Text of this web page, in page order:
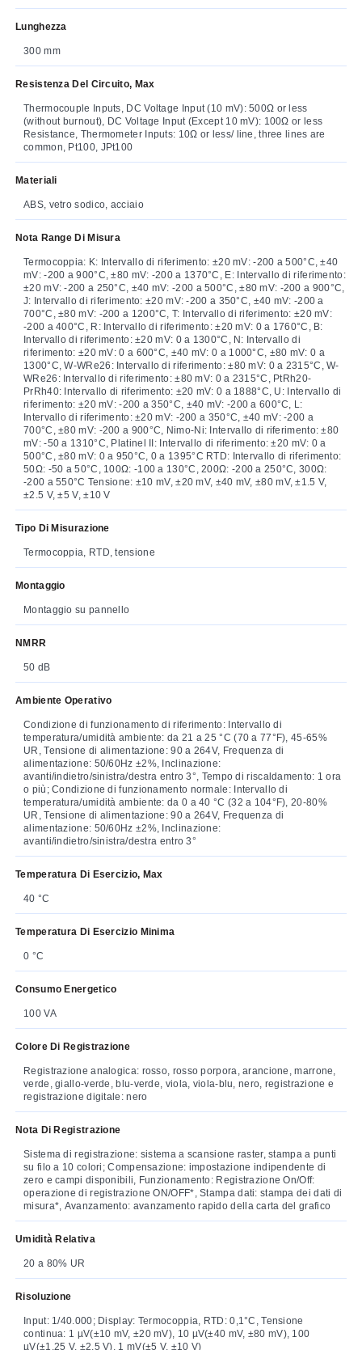
Lunghezza
300 mm
Resistenza Del Circuito, Max
Thermocouple Inputs, DC Voltage Input (10 mV): 500Ω or less
(without burnout), DC Voltage Input (Except 10 mV): 100Ω or less
Resistance, Thermometer Inputs: 10Ω or less/ line, three lines are
common, Pt100, JPt100
Materiali
ABS, vetro sodico, acciaio
Nota Range Di Misura
Termocoppia: K: Intervallo di riferimento: ±20 mV: -200 a 500°C, ±40
mV: -200 a 900°C, ±80 mV: -200 a 1370°C, E: Intervallo di riferimento:
±20 mV: -200 a 250°C, ±40 mV: -200 a 500°C, ±80 mV: -200 a 900°C,
J: Intervallo di riferimento: ±20 mV: -200 a 350°C, ±40 mV: -200 a
700°C, ±80 mV: -200 a 1200°C, T: Intervallo di riferimento: ±20 mV:
-200 a 400°C, R: Intervallo di riferimento: ±20 mV: 0 a 1760°C, B:
Intervallo di riferimento: ±20 mV: 0 a 1300°C, N: Intervallo di
riferimento: ±20 mV: 0 a 600°C, ±40 mV: 0 a 1000°C, ±80 mV: 0 a
1300°C, W-WRe26: Intervallo di riferimento: ±80 mV: 0 a 2315°C, W-
WRe26: Intervallo di riferimento: ±80 mV: 0 a 2315°C, PtRh20-
PrRh40: Intervallo di riferimento: ±20 mV: 0 a 1888°C, U: Intervallo di
riferimento: ±20 mV: -200 a 350°C, ±40 mV: -200 a 600°C, L:
Intervallo di riferimento: ±20 mV: -200 a 350°C, ±40 mV: -200 a
700°C, ±80 mV: -200 a 900°C, Nimo-Ni: Intervallo di riferimento: ±80
mV: -50 a 1310°C, Platinel II: Intervallo di riferimento: ±20 mV: 0 a
500°C, ±80 mV: 0 a 950°C, 0 a 1395°C RTD: Intervallo di riferimento:
50Ω: -50 a 50°C, 100Ω: -100 a 130°C, 200Ω: -200 a 250°C, 300Ω:
-200 a 550°C Tensione: ±10 mV, ±20 mV, ±40 mV, ±80 mV, ±1.5 V,
±2.5 V, ±5 V, ±10 V
Tipo Di Misurazione
Termocoppia, RTD, tensione
Montaggio
Montaggio su pannello
NMRR
50 dB
Ambiente Operativo
Condizione di funzionamento di riferimento: Intervallo di
temperatura/umidità ambiente: da 21 a 25 °C (70 a 77°F), 45-65%
UR, Tensione di alimentazione: 90 a 264V, Frequenza di
alimentazione: 50/60Hz ±2%, Inclinazione:
avanti/indietro/sinistra/destra entro 3°, Tempo di riscaldamento: 1 ora
o più; Condizione di funzionamento normale: Intervallo di
temperatura/umidità ambiente: da 0 a 40 °C (32 a 104°F), 20-80%
UR, Tensione di alimentazione: 90 a 264V, Frequenza di
alimentazione: 50/60Hz ±2%, Inclinazione:
avanti/indietro/sinistra/destra entro 3°
Temperatura Di Esercizio, Max
40 °C
Temperatura Di Esercizio Minima
0 °C
Consumo Energetico
100 VA
Colore Di Registrazione
Registrazione analogica: rosso, rosso porpora, arancione, marrone,
verde, giallo-verde, blu-verde, viola, viola-blu, nero, registrazione e
registrazione digitale: nero
Nota Di Registrazione
Sistema di registrazione: sistema a scansione raster, stampa a punti
su filo a 10 colori; Compensazione: impostazione indipendente di
zero e campi disponibili, Funzionamento: Registrazione On/Off:
operazione di registrazione ON/OFF*, Stampa dati: stampa dei dati di
misura*, Avanzamento: avanzamento rapido della carta del grafico
Umidità Relativa
20 a 80% UR
Risoluzione
Input: 1/40.000; Display: Termocoppia, RTD: 0,1°C, Tensione
continua: 1 µV(±10 mV, ±20 mV), 10 µV(±40 mV, ±80 mV), 100
µV(±1,25 V, ±2,5 V), 1 mV(±5 V, ±10 V)